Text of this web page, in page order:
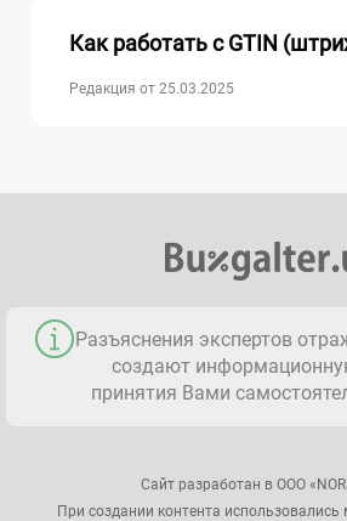
Как работать с GTIN
Редакция от 25.03.2025
Разъяснения экспертов
создают
принятия Вами
Сайт разработан в ООО
При создании контента использовались